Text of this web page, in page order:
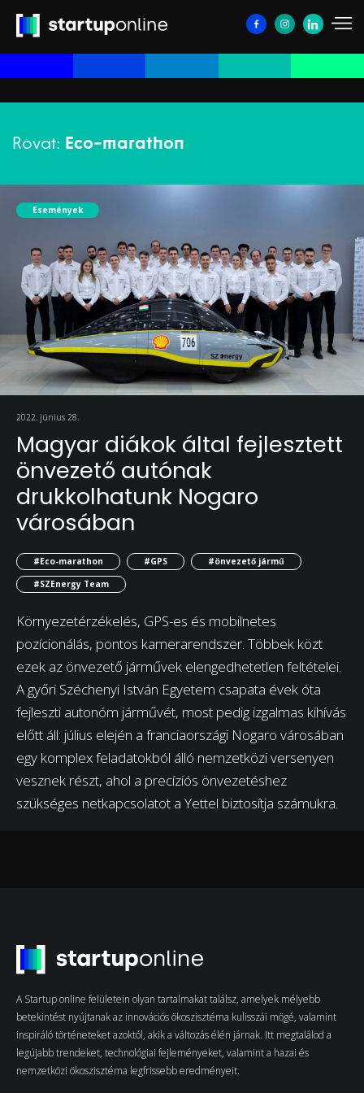
Rovat: Eco-marathon
Események
2022. június 28.
Magyar diákok által fejlesztett
önvezető autónak
drukkolhatunk Nogaro
városában
#Eco-marathon #GPS
#önvezető jármű
#SZEnergy Team
Környezetérzékelés, GPS-es és mobilnetes
pozícionálás, pontos kamerarendszer. Többek közt
ezek az önvezető járművek elengedhetetlen feltételei.
A győri Széchenyi István Egyetem csapata évek óta
fejleszti autonóm járművét, most pedig izgalmas kihívás
előtt áll: július elején a franciaországi Nogaro városában
egy komplex feladatokból álló nemzetközi versenyen
vesznek részt, ahol a precíziós önvezetéshez
szükséges netkapcsolatot a Yettel biztosítja számukra.
A Startup online felületein olyan tartalmakat találsz, amelyek mélyebb
betekintést nyújtanak az innovációs ökoszisztéma kulisszái mögé, valamint
inspiráló történeteket azoktól, akik a változás élén járnak. Itt megtalálod a
legújabb trendeket, technológiai fejleményeket, valamint a hazai és
nemzetközi ökoszisztéma legfrissebb eredményeit.